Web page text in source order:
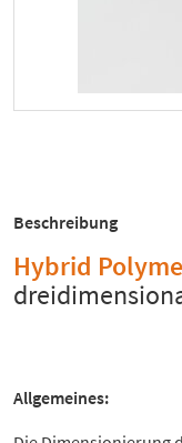
Beschreibung
Hybrid
Allgemeines: